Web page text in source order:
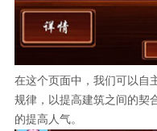
在这个页面中，我们可以自
规律，以提高建筑之间的契
的提高人气。